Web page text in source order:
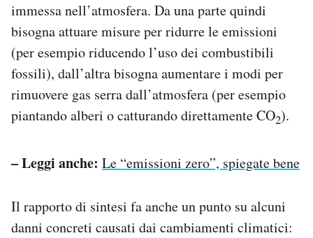
immessa nell’atmosfera. Da una parte quindi
bisogna attuare misure per ridurre le emissioni
(per esempio riducendo l’uso dei combustibili
fossili), dall’altra bisogna aumentare i modi per
rimuovere gas serra dall’atmosfera (per esempio
piantando alberi o catturando direttamente CO2).
– Leggi anche: Le “emissioni zero”, spiegate bene
Il rapporto di sintesi fa anche un punto su alcuni
danni concreti causati dai cambiamenti climatici: